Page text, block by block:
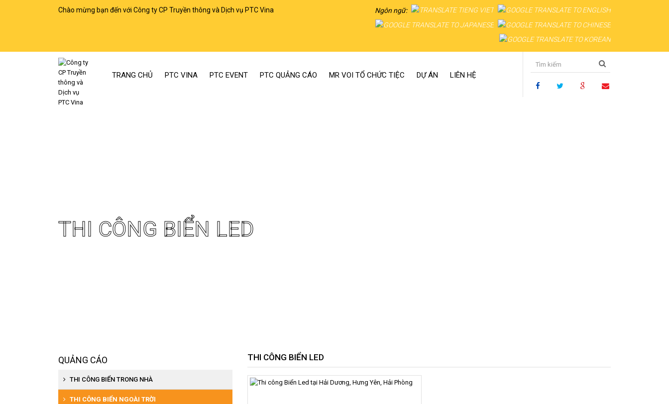
Chào mừng bạn đến với Công ty CP Truyền thông và Dịch vụ PTC Vina Ngôn ngữ:
TRANG CHỦ PTC VINA PTC EVENT PTC QUẢNG CÁO MR VOI TỔ CHỨC TIỆC DỰ ÁN LIÊN HỆ
THI CÔNG BIỂN LED
THI CÔNG BIỂN LED
QUẢNG CÁO
THI CÔNG BIỂN TRONG NHÀ
Thi công biển siêu thị
THI CÔNG BIỂN NGOÀI TRỜI